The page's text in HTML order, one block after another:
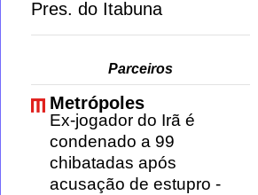
Pres. do Itabuna
Parceiros
Metrópoles
Ex-jogador do Irã é
condenado a 99
chibatadas após
acusação de estupro -